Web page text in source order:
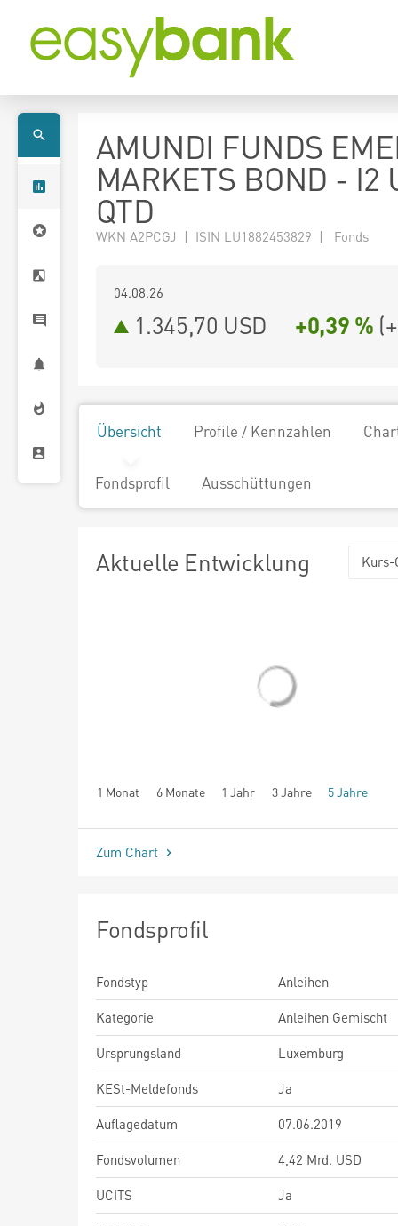
AMUNDI FUNDS
MARKETS BOND - I2
QTD
WKN A2PCGJ | ISIN LU1882453829 | Fonds
04.08.26
1.345,70 USD +0,39 % (
Übersicht Profile / Kennzahlen
Fondsprofil Ausschüttungen
Aktuelle Entwicklung Kurs-
1 Monat 6 Monate 1 Jahr 3 Jahre 5 Jahre
seit Beginn
Zum Chart
Fondsprofil
Fondstyp
Anleihen
Kategorie
Anleihen Gemischt
Ursprungsland
Luxemburg
KESt-Meldefonds
Ja
Auflagedatum
07.06.2019
Fondsvolumen
4,42 Mrd. USD
UCITS
Ja